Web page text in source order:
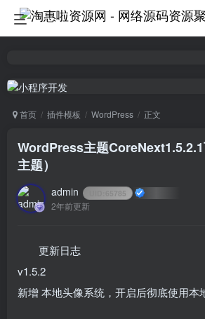
首页 插件模板 WordPress 正文
WordPress主题
主题）
admin 65785
2年前更新
更新日志
v1.5.2
新增 本地头像系统，开启后彻底使用本